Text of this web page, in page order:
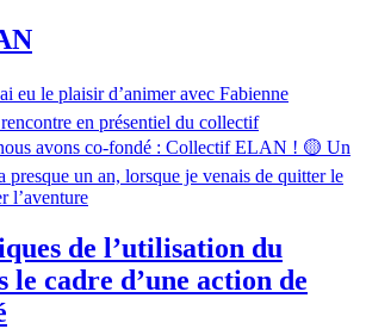
eu le plaisir d’animer avec Fabienne
en présentiel du collectif
avons co-fondé : Collectif ELAN ! 🟡 Un
presque un an, lorsque je venais de quitter le
l’aventure
de l’utilisation du
le cadre d’une action de